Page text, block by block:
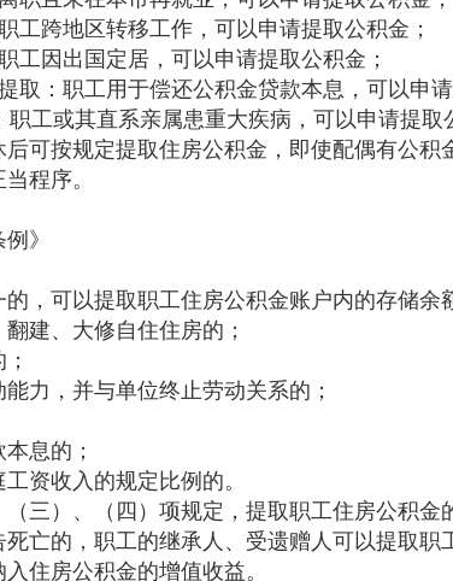
工跨地区转移工作，可以申请提取公积金；
工因出国定居，可以申请提取公积金；
取：职工用于偿还公积金贷款本息，可以申
工或其直系亲属患重大疾病，可以申请提取
可按规定提取住房公积金，即使配偶有公
程序。
》
，可以提取职工住房公积金账户内的存储余
翻建、大修自住住房的；
能力，并与单位终止劳动关系的；
息的；
资收入的规定比例的。
三）、（四）项规定，提取职工住房公积金
亡的，职工的继承人、受遗赠人可以提取
住房公积金的增值收益。